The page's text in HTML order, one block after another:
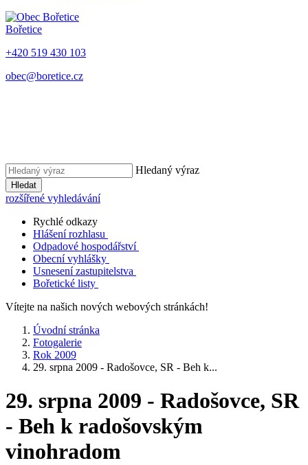
Bořetice
+420 519 430 103
obec@boretice.cz
Hledaný výraz
Hledat
rozšířené vyhledávání
Rychlé odkazy
Hlášení rozhlasu
Odpadové hospodářství
Obecní vyhlášky
Usnesení zastupitelstva
Bořetické listy
Vítejte na našich nových webových stránkách!
Úvodní stránka
Fotogalerie
Rok 2009
29. srpna 2009 - Radošovce, SR - Beh k...
29. srpna 2009 - Radošovce, SR
- Beh k radošovským
vinohradom